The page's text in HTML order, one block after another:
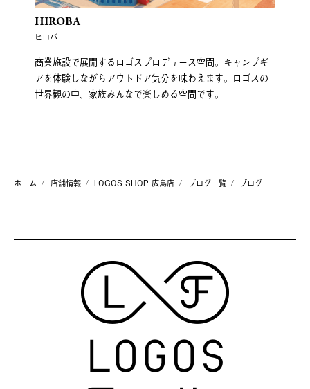
HIROBA
ヒロバ
商業施設で展開するロゴスプロデュース空間。キャンプギ
アを体験しながらアウトドア気分を味わえます。ロゴスの
世界観の中、家族みんなで楽しめる空間です。
ホーム 店舗情報 LOGOS SHOP 広島店 ブログ一覧 ブログ